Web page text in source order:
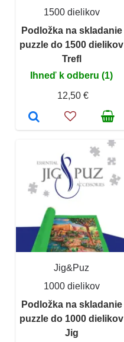
1500 dielikov
Podložka na skladanie
puzzle do 1500 dielikov
Trefl
Ihneď k odberu (1)
12,50 €
Jig&Puz
1000 dielikov
Podložka na skladanie
puzzle do 1000 dielikov
Jig